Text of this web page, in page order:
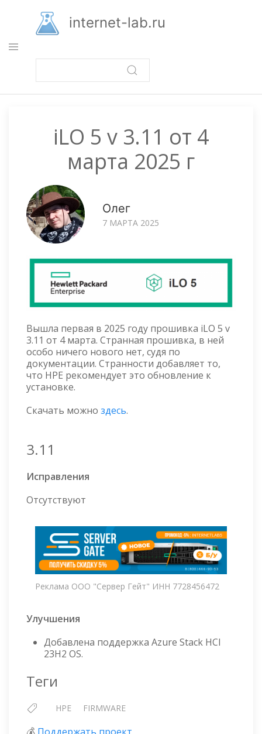
основному
содержанию
internet-lab.ru
iLO 5 v 3.11 от 4
марта 2025 г
Олег
7 МАРТА 2025
Вышла первая в 2025 году прошивка iLO 5 v
3.11 от 4 марта. Странная прошивка, в ней
особо ничего нового нет, судя по
документации. Странности добавляет то,
что HPE рекомендует это обновление к
установке.
Скачать можно здесь.
3.11
Исправления
Отсутствуют
Реклама ООО "Сервер Гейт" ИНН 7728456472
Улучшения
Добавлена поддержка Azure Stack HCI
23H2 OS.
Теги
HPE FIRMWARE